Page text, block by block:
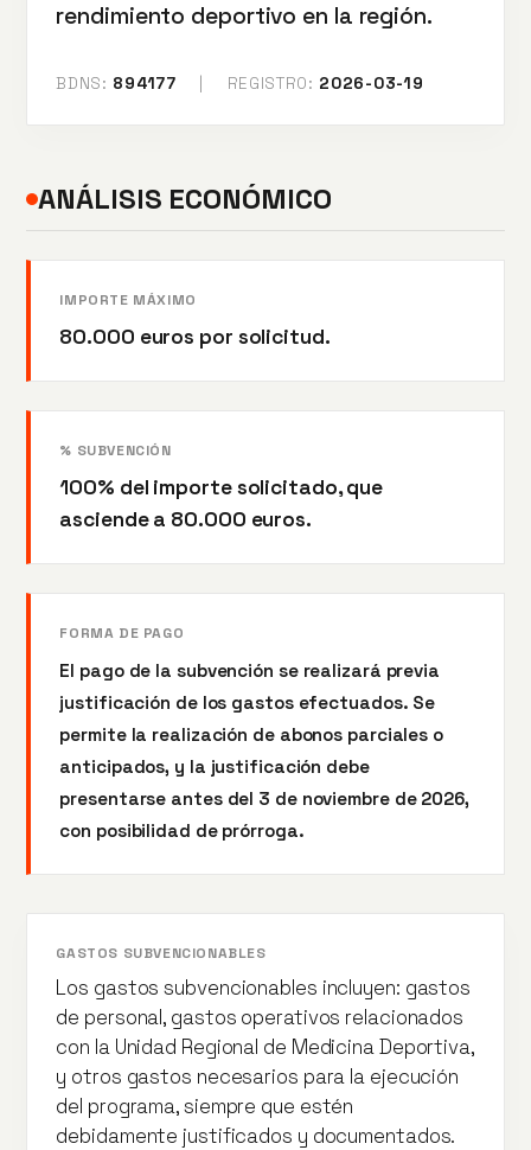
rendimiento deportivo en la región.
BDNS: 894177 REGISTRO: 2026-03-19
ANÁLISIS ECONÓMICO
IMPORTE MÁXIMO
80.000 euros por solicitud.
% SUBVENCIÓN
100% del importe solicitado, que
asciende a 80.000 euros.
FORMA DE PAGO
El pago de la subvención se realizará previa
justificación de los gastos efectuados. Se
permite la realización de abonos parciales o
anticipados, y la justificación debe
presentarse antes del 3 de noviembre de 2026,
con posibilidad de prórroga.
GASTOS SUBVENCIONABLES
Los gastos subvencionables incluyen: gastos
de personal, gastos operativos relacionados
con la Unidad Regional de Medicina Deportiva,
y otros gastos necesarios para la ejecución
del programa, siempre que estén
debidamente justificados y documentados.